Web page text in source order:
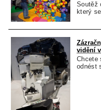
Soutěž
který
vidění
Chcete
odnést